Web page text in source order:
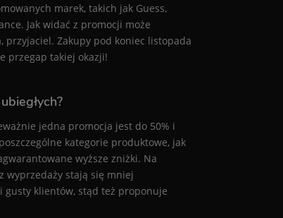
marek, takich jak Guess,
Jak widać z promocji może
przyjaciel. Zakupy pod koniec listopada
przegap takiej okazji!
jedna promocja jest do 50% i
kategorie produktowe, jak
wyższe zniżki. Na
wyprzedaży stają się mniej
klientów, stąd też proponuje